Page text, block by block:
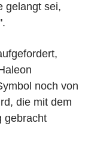
gelangt sei,
noch von
die mit dem
gebracht